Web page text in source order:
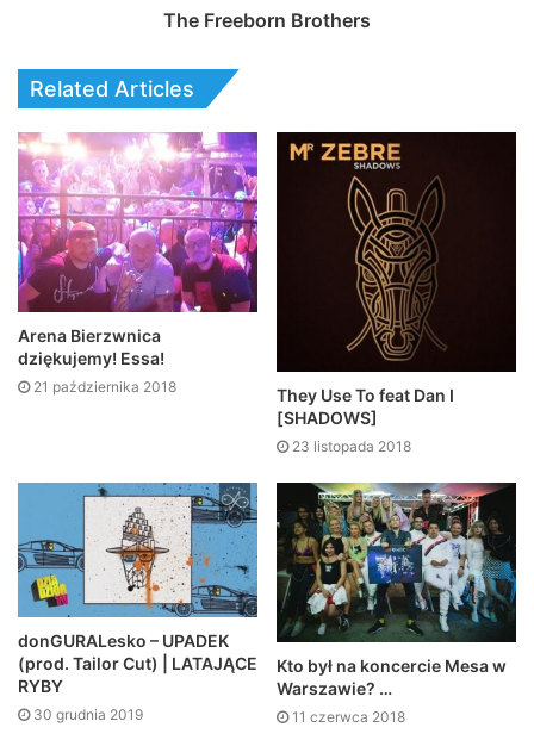
The Freeborn Brothers
Related Articles
Arena Bierzwnica
dziękujemy! Essa!
21 października 2018
They Use To feat Dan I
[SHADOWS]
23 listopada 2018
donGURALesko – UPADEK
(prod. Tailor Cut) | LATAJĄCE
RYBY
30 grudnia 2019
Kto był na koncercie Mesa w
Warszawie? …
11 czerwca 2018